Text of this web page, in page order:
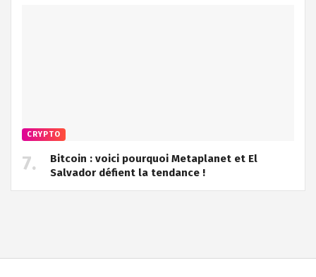
CRYPTO
Bitcoin : voici pourquoi Metaplanet et El
Salvador défient la tendance !